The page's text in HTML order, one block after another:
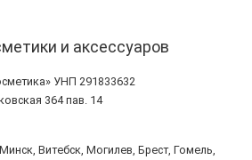
и аксессуаров
УНП 291833632
364 пав. 14
Витебск, Могилев, Брест, Гомель,